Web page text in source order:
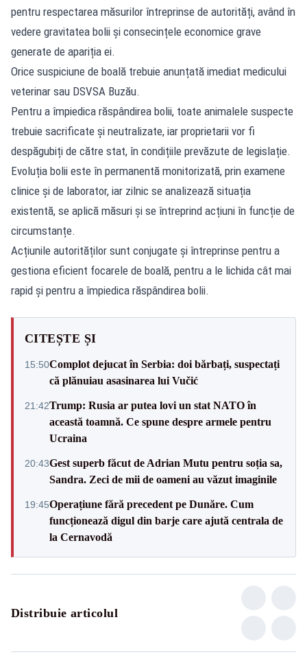
pentru respectarea măsurilor întreprinse de autorități, având în
vedere gravitatea bolii și consecințele economice grave
generate de apariția ei.
Orice suspiciune de boală trebuie anunțată imediat medicului
veterinar sau DSVSA Buzău.
Pentru a împiedica răspândirea bolii, toate animalele suspecte
trebuie sacrificate și neutralizate, iar proprietarii vor fi
despăgubiți de către stat, în condițiile prevăzute de legislație.
Evoluția bolii este în permanentă monitorizată, prin examene
clinice și de laborator, iar zilnic se analizează situația
existentă, se aplică măsuri și se întreprind acțiuni în funcție de
circumstanțe.
Acțiunile autorităților sunt conjugate și întreprinse pentru a
gestiona eficient focarele de boală, pentru a le lichida cât mai
rapid și pentru a împiedica răspândirea bolii.
CITEȘTE ȘI
15:50Complot dejucat în Serbia: doi bărbați, suspectați
că plănuiau asasinarea lui Vučić
21:42Trump: Rusia ar putea lovi un stat NATO în
această toamnă. Ce spune despre armele pentru
Ucraina
20:43Gest superb făcut de Adrian Mutu pentru soția sa,
Sandra. Zeci de mii de oameni au văzut imaginile
19:45Operațiune fără precedent pe Dunăre. Cum
funcționează digul din barje care ajută centrala de
la Cernavodă
Distribuie articolul